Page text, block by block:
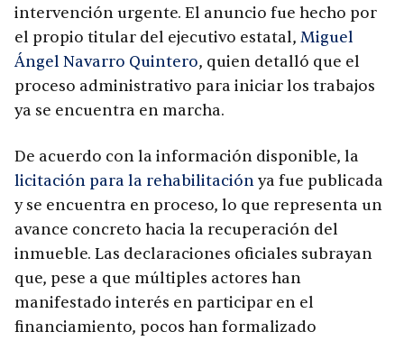
intervención urgente. El anuncio fue hecho por
el propio titular del ejecutivo estatal, Miguel
Ángel Navarro Quintero, quien detalló que el
proceso administrativo para iniciar los trabajos
ya se encuentra en marcha.
De acuerdo con la información disponible, la
licitación para la rehabilitaciónya fue publicada
y se encuentra en proceso, lo que representa un
avance concreto hacia la recuperación del
inmueble. Las declaraciones oficiales subrayan
que, pese a que múltiples actores han
manifestado interés en participar en el
financiamiento, pocos han formalizado